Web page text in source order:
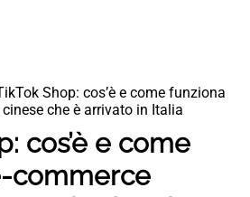
Shop: cos’è e come funziona
cinese che è arrivato in Italia
cos’è e come
commerce